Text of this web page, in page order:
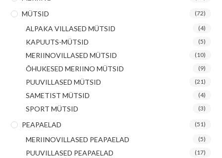
MÜTSID (72)
ALPAKA VILLASED MÜTSID (4)
KAPUUTS-MÜTSID (5)
MERIINOVILLASED MÜTSID (10)
ÕHUKESED MERIINO MÜTSID (9)
PUUVILLASED MÜTSID (21)
SAMETIST MÜTSID (4)
SPORT MÜTSID (3)
PEAPAELAD (51)
MERIINOVILLASED PEAPAELAD (5)
PUUVILLASED PEAPAELAD (17)